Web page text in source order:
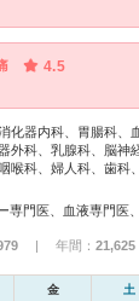
4.5
化器内科、胃腸科、
外科、乳腺科、脳神
喉科、婦人科、歯科
| 年間： 21,625
金 土